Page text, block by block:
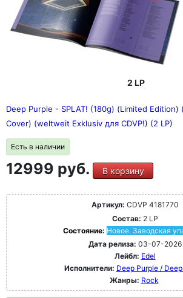
2 LP
Deep Purple - SPLAT! (180g) (Limited Edition)
Cover) (weltweit Exklusiv для CDVP!) (2 LP)
Есть в наличии
12999 руб. В корзину
Артикул: CDVP 4181770
Состав: 2 LP
Состояние: Новое. Заводская
Дата релиза: 03-07-2026
Лейбл: Edel
Исполнители: Deep Purple /
Жанры: Rock